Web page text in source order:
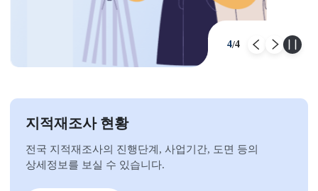
이전